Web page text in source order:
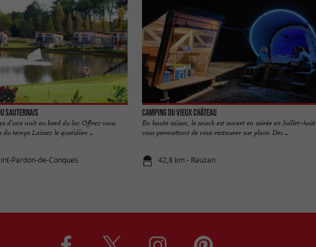
Sauternais
d’une nuit au bord du lac Offrez-vous
du temps Laissez le quotidien ...
Pardon-de-Conques
Camping du Vieux Château
En haute saison, le snack est ouvert en soirée en Juillet-Août
vous permettant de vous restaurer sur place. Des ...
42,8 km - Rauzan